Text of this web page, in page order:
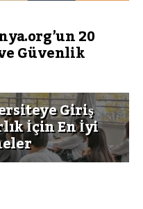
20
Güvenlik
Giriş
İçin En İyi